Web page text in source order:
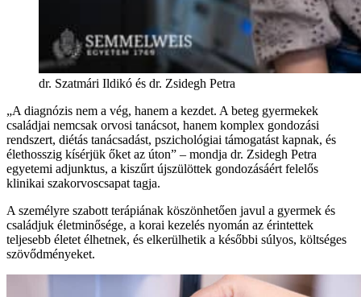
dr. Szatmári Ildikó és dr. Zsidegh Petra
„A diagnózis nem a vég, hanem a kezdet. A beteg gyermekek
családjai nemcsak orvosi tanácsot, hanem komplex gondozási
rendszert, diétás tanácsadást, pszichológiai támogatást kapnak, és
élethosszig kísérjük őket az úton” – mondja dr. Zsidegh Petra
egyetemi adjunktus, a kiszűrt újszülöttek gondozásáért felelős
klinikai szakorvoscsapat tagja.
A személyre szabott terápiának köszönhetően javul a gyermek és
családjuk életminősége, a korai kezelés nyomán az érintettek
teljesebb életet élhetnek, és elkerülhetik a későbbi súlyos, költséges
szövődményeket.